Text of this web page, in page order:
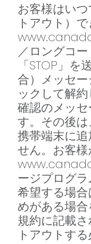
お客様はい
トアウト）で
／ロングコ
「STOP」
合）メッセ
ックして解
確認のメッ
す。その後は
携帯端末に
せん。お客
ージプログ
希望する場
めがある場
規約に記載
トアウトす